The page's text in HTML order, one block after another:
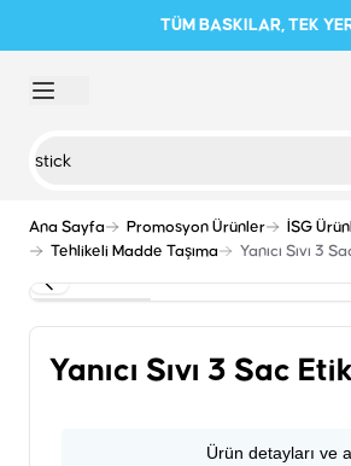
TÜM BASKILAR, TEK
Ana Sayfa Promosyon Ürünler İSG
Tehlikeli Madde Taşıma
Yanıcı Sıvı 3
Yanıcı Sıvı 3 Sac
Ürün detayları ve